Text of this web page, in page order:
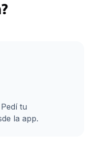
?
tu
la app.